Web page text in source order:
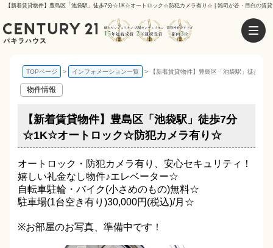
【新着賃貸物件】豊島区「池袋駅」徒歩7分☆1K☆オートロック☆防犯カメラ有り☆ | 雑司が谷・目白の賃貸
TOPページ インフォメーション一覧 【新着賃貸物件】豊島区「池袋駅」徒歩
物件情報
【新着賃貸物件】豊島区「池袋駅」徒歩7分
☆1K☆オートロック☆防犯カメラ有り☆
オートロック・防犯カメラ有り、安心セキュリティ！
嬉しい礼金なし物件♪エレベーター☆
自転車駐輪・バイク(小さめのもの)無料☆
駐車場(1台空き有り)30,000円(税込)/月☆
※お部屋のお写真、準備中です！